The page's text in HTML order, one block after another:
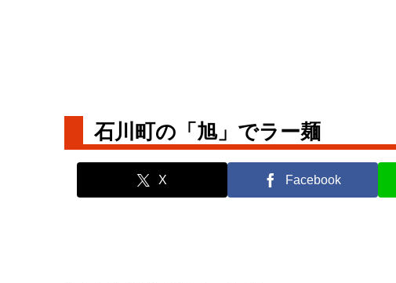
石川町の「旭」でラー麺
X Facebook